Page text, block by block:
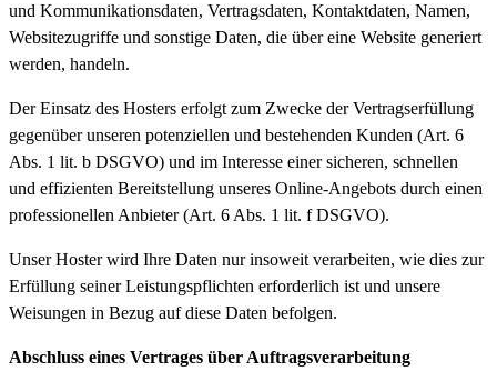
und Kommunikationsdaten, Vertragsdaten, Kontaktdaten, Namen,
Websitezugriffe und sonstige Daten, die über eine Website generiert
werden, handeln.
Der Einsatz des Hosters erfolgt zum Zwecke der Vertragserfüllung
gegenüber unseren potenziellen und bestehenden Kunden (Art. 6
Abs. 1 lit. b DSGVO) und im Interesse einer sicheren, schnellen
und effizienten Bereitstellung unseres Online-Angebots durch einen
professionellen Anbieter (Art. 6 Abs. 1 lit. f DSGVO).
Unser Hoster wird Ihre Daten nur insoweit verarbeiten, wie dies zur
Erfüllung seiner Leistungspflichten erforderlich ist und unsere
Weisungen in Bezug auf diese Daten befolgen.
Abschluss eines Vertrages über Auftragsverarbeitung